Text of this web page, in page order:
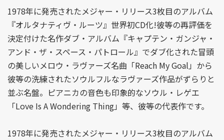
1978年に発売されたメジャー・リリース3枚目のアルバム
『オルタナティヴ・ルーツ』世界初CD化!彼等の再評価を
決定付けた名作ダブ・アルバム『キャプテン・ガンジャ・
アンド・ザ・スペース・パトロール』でダブ化された冒頭
の美しいメロウ・ラヴァーズ名曲「Reach My Goal」から
彼等の洗練されたソウルフルなラヴァーズ作品がずらりと
並ぶ名盤。ピアニカの音色も印象的なソウル・レゲエ
「Love Is A Wondering Thing」等、彼等の代表作です。
1978年に発売されたメジャー・リリース3枚目のアルバム